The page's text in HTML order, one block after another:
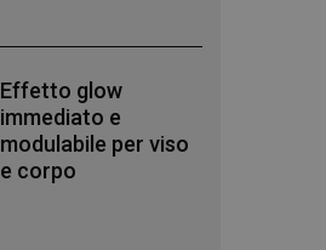
Effetto glow
immediato e
modulabile per viso
e corpo